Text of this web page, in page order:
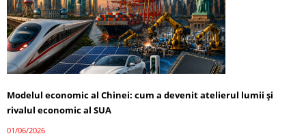
Modelul economic al Chinei: cum a devenit atelierul lumii și
rivalul economic al SUA
01/06/2026